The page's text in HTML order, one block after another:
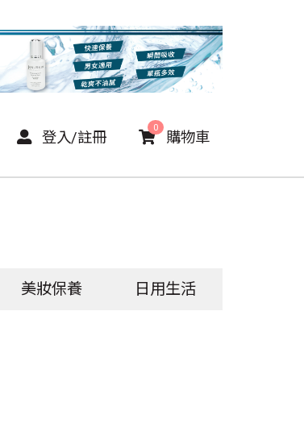
登入/註冊 購物車
0
美妝保養 日用生活